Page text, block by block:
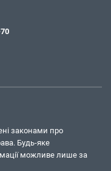
законами про
Будь-яке
можливе лише за